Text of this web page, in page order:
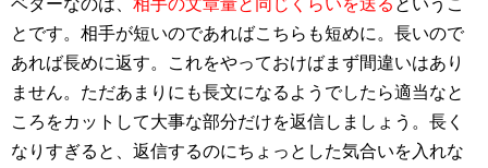
ベターなのは、 相手の文章量と同じくらいを送る というこ
とです。相手が短いのであればこちらも短めに。長いので
あれば長めに返す。これをやっておけばまず間違いはあり
ません。ただあまりにも長文になるようでしたら適当なと
ころをカットして大事な部分だけを返信しましょう。長く
なりすぎると、返信するのにちょっとした気合いを入れな